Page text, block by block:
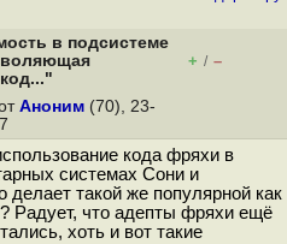
в подсистеме
+ / –
Аноним (70), 23-
кода фряхи в
системах Сони и
делает такой же популярной как
Радует, что адепты фряхи ещё
хоть и вот такие